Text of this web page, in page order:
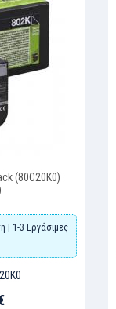
(80C20K0)
| 1-3 Εργάσιμες